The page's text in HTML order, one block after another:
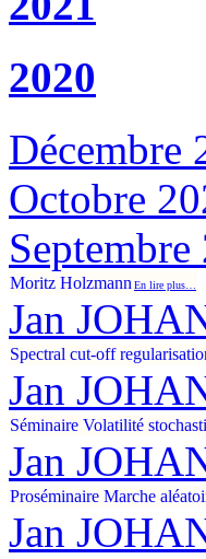
2020
Décembre
Octobre
Septembre
Moritz Holzmann En lire plus…
Jan
Spectral cut-off
Jan
Séminaire Volatilité
Jan
Proséminaire Marche
Jan